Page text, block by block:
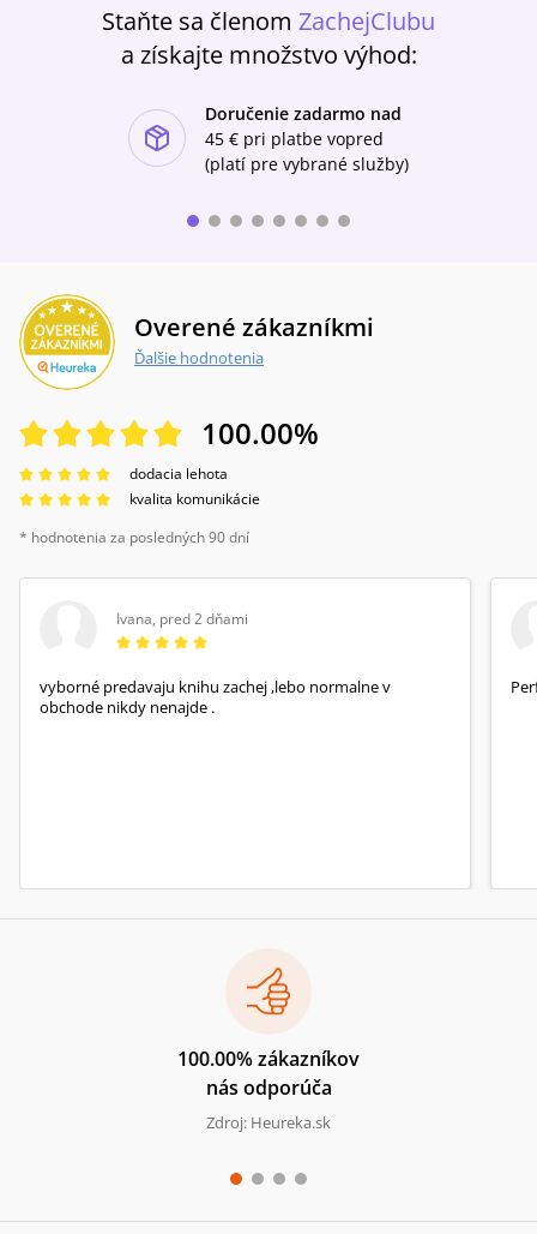
Staňte sa členom ZachejClubu
a získajte množstvo výhod:
Doručenie zadarmo nad
45 € pri platbe vopred
(platí pre vybrané služby)
Overené zákazníkmi
Ďalšie hodnotenia
100.00%
dodacia lehota
kvalita komunikácie
* hodnotenia za posledných 90 dní
Ivana, pred 2 dňami
vyborné predavaju knihu zachej ,lebo normalne v
obchode nikdy nenajde .
100.00% zákazníkov
nás odporúča
Zdroj: Heureka.sk